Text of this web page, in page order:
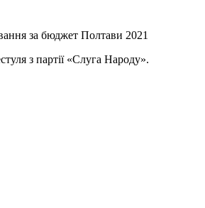
за бюджет Полтави 2021
з партії «Слуга Народу».